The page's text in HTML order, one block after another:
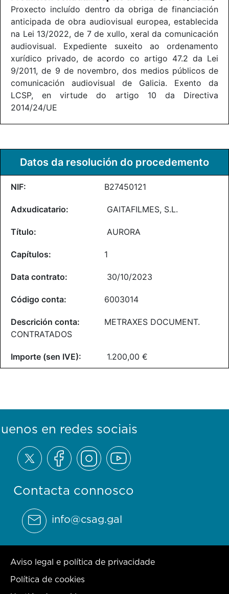
Proxecto incluído dentro da obriga de financiación
anticipada de obra audiovisual europea, establecida
na Lei 13/2022, de 7 de xullo, xeral da comunicación
audiovisual. Expediente suxeito ao ordenamento
xurídico privado, de acordo co artigo 47.2 da Lei
9/2011, de 9 de novembro, dos medios públicos de
comunicación audiovisual de Galicia. Exento da
LCSP, en virtude do artigo 10 da Directiva
2014/24/UE
Datos da resolución do procedemento
B27450121
GAITAFILMES, S.L.
AURORA
1
30/10/2023
6003014
METRAXES DOCUMENT.
CONTRATADOS
1.200,00 €
Contacta connosco
info@csag.gal
en redes sociais
Aviso legal e política de privacidade
Política de cookies